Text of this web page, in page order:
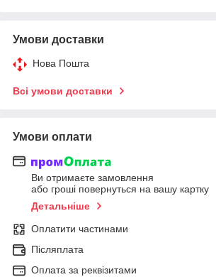
Умови доставки
Нова Пошта
Всі умови доставки
Умови оплати
Ви отримаєте замовлення
або гроші повернуться на вашу картку
Детальніше
Оплатити частинами
Післяплата
Оплата за реквізитами